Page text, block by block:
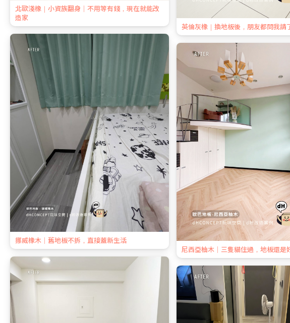
北歐淺橡｜小資族翻身｜不用等有錢，現在就能改
造家
英倫灰橡｜換地板後，朋友都問我請
挪威橡木｜舊地板不拆，直接蓋新生活
尼西亞柚木｜三隻貓住過，地板還是